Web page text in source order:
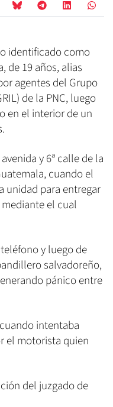
identificado como
de 19 años, alias
agentes del Grupo
de la PNC, luego
en el interior de un
y 6ª calle de la
cuando el
unidad para entregar
el cual
y luego de
salvadoreño,
pánico entre
intentaba
el motorista quien
del juzgado de